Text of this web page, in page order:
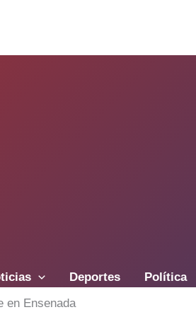
Deportes Política
en Ensenada